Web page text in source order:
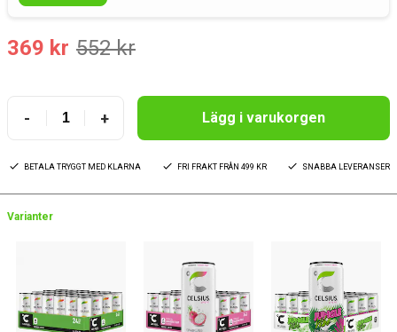
369 kr 552 kr
- + Lägg i varukorgen
BETALA TRYGGT MED KLARNA FRI FRAKT FRÅN 499 KR SNABBA LEVERANSER
Varianter